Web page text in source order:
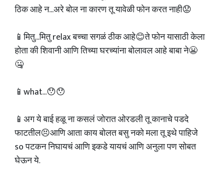
ठिक आहे न...अरे बोल ना कारण तू यावेळी फोन करत नाही😟
📱मितु...मितु relax बच्चा सगळं ठीक आहे😊ते फोन यासाठी केला
होता की शिवानी आणि तिच्या घरच्यांना बोलावल आहे बाबा ने😬
🤐
📱what...😯😯
📱अग ये बाई हळू ना कसलं जोरात ओरडली तू कानाचे पडदे
फाटतील😣आणि आता काय बोलत बसु नको मला तू इथे पाहिजे
so पटकन निघायचं आणि इकडे यायचं आणि अनुला पण सोबत
घेऊन ये.